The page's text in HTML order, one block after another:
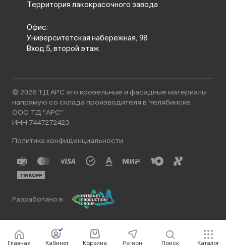
Территория лакокрасочного завода
Офис:
Университетская набережная, 98
Вход 5, второй этаж
© 2026 ТД АРС это кровельные и фасадные материалы
напрямую со склада производителя в Челябинске
ООО ТД "АРС"
ИНН 7447272423
Политика конфиденциальности
Разработано в
Главная Кабинет Корзина Регион Поиск Каталог